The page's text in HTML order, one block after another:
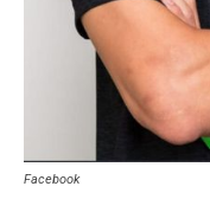
Facebook